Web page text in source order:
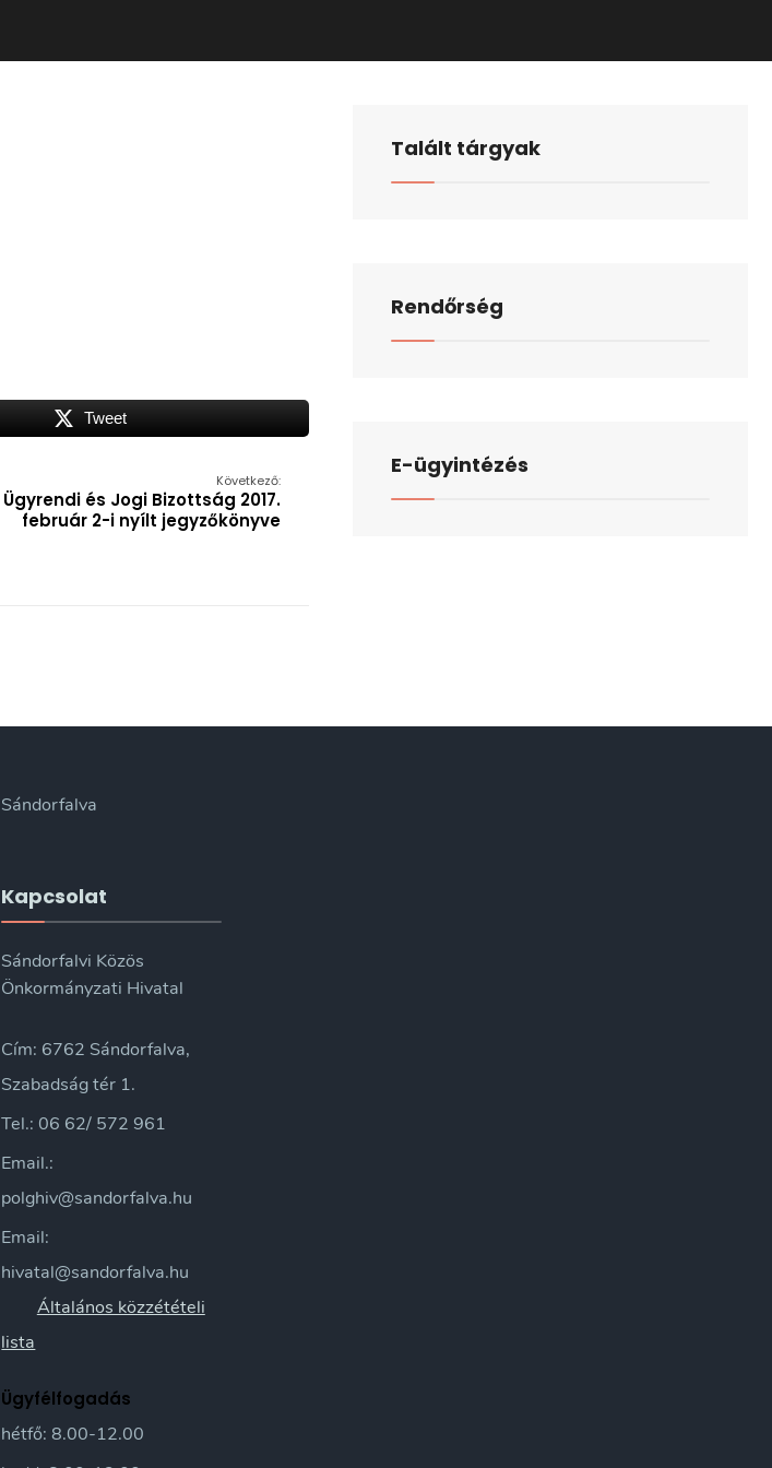
Tweet
Következő:
Ügyrendi és Jogi Bizottság 2017.
február 2-i nyílt jegyzőkönyve
Talált tárgyak
Rendőrség
E-ügyintézés
Sándorfalva
Kapcsolat
Sándorfalvi Közös
Önkormányzati Hivatal
Cím: 6762 Sándorfalva,
Szabadság tér 1.
Tel.: 06 62/ 572 961
Email.:
polghiv@sandorfalva.hu
Email:
hivatal@sandorfalva.hu
Általános közzétételi
lista
Ügyfélfogadás
hétfő: 8.00-12.00